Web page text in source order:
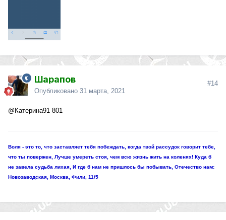
Шарапов
Опубликовано 31 марта, 2021
#14
@Катерина91 801
Воля - это то, что заставляет тебя побеждать, когда твой рассудок говорит тебе,
что ты повержен, Лучше умереть стоя, чем всю жизнь жить на коленях! Куда б
не завела судьба лихая, И где б нам не пришлось бы побывать, Отечество нам:
Новозаводская, Москва, Фили, 11/5